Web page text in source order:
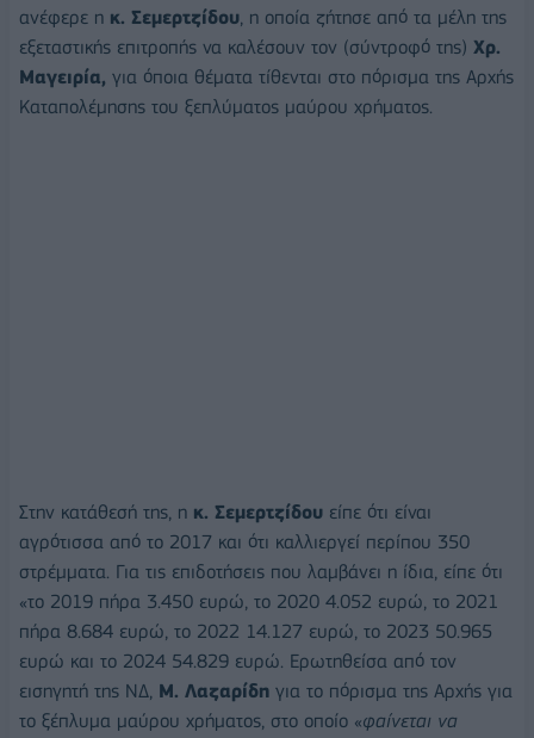
ανέφερε η κ. Σεμερτζίδου , η οποία ζήτησε από τα μέλη της
εξεταστικής επιτροπής να καλέσουν τον (σύντροφό της) Χρ.
Μαγειρία, για όποια θέματα τίθενται στο πόρισμα της Αρχής
Καταπολέμησης του ξεπλύματος μαύρου χρήματος.
Στην κατάθεσή της, η κ. Σεμερτζίδου είπε ότι είναι
αγρότισσα από το 2017 και ότι καλλιεργεί περίπου 350
στρέμματα. Για τις επιδοτήσεις που λαμβάνει η ίδια, είπε ότι
«το 2019 πήρα 3.450 ευρώ, το 2020 4.052 ευρώ, το 2021
πήρα 8.684 ευρώ, το 2022 14.127 ευρώ, το 2023 50.965
ευρώ και το 2024 54.829 ευρώ. Ερωτηθείσα από τον
εισηγητή της ΝΔ, Μ. Λαζαρίδη για το πόρισμα της Αρχής για
το ξέπλυμα μαύρου χρήματος, στο οποίο «φαίνεται να